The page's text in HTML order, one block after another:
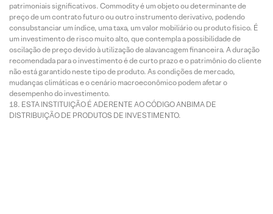
patrimoniais significativos. Commodity é um objeto ou determinante de
preço de um contrato futuro ou outro instrumento derivativo, podendo
consubstanciar um índice, uma taxa, um valor mobiliário ou produto físico. É
um investimento de risco muito alto, que contempla a possibilidade de
oscilação de preço devido à utilização de alavancagem financeira. A duração
recomendada para o investimento é de curto prazo e o patrimônio do cliente
não está garantido neste tipo de produto. As condições de mercado,
mudanças climáticas e o cenário macroeconômico podem afetar o
desempenho do investimento.
ESTA INSTITUIÇÃO É ADERENTE AO CÓDIGO ANBIMA DE
DISTRIBUIÇÃO DE PRODUTOS DE INVESTIMENTO.